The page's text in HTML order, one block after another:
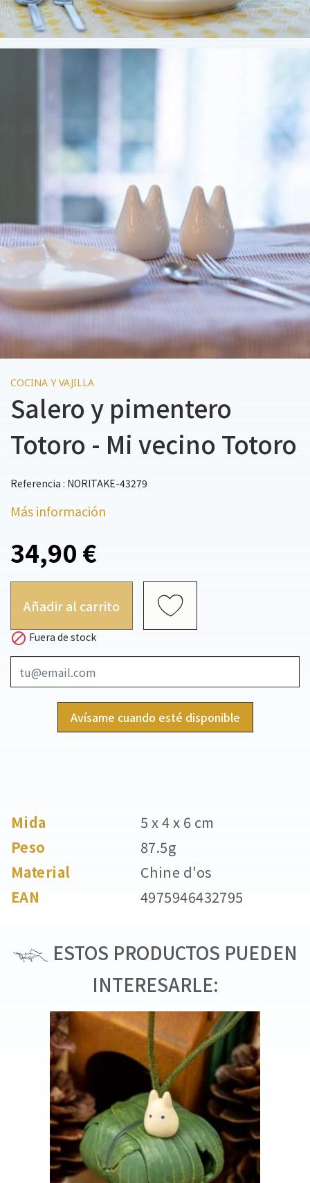
COCINA Y VAJILLA
Salero y pimentero
Totoro - Mi vecino Totoro
Referencia : NORITAKE-43279
Más información
34,90 €
Añadir al carrito
 Fuera de stock
Avísame cuando esté disponible
Mida
5 x 4 x 6 cm
Peso
87.5g
Material
Chine d'os
EAN
4975946432795
ESTOS PRODUCTOS PUEDEN
INTERESARLE: